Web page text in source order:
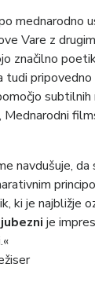
mednarodno
Vare z
značilno
tudi
subtilnih
Mednarodni
navdušuje,
ki je najbližje
je